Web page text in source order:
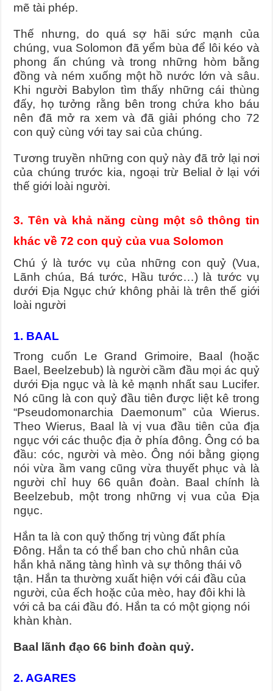
mẽ tài phép.
Thế nhưng, do quá sợ hãi sức mạnh của
chúng, vua Solomon đã yểm bùa để lôi kéo và
phong ấn chúng và trong những hòm bằng
đồng và ném xuống một hồ nước lớn và sâu.
Khi người Babylon tìm thấy những cái thùng
đấy, họ tưởng rằng bên trong chứa kho báu
nên đã mở ra xem và đã giải phóng cho 72
con quỷ cùng với tay sai của chúng.
Tương truyền những con quỷ này đã trở lại nơi
của chúng trước kia, ngoại trừ Belial ở lại với
thế giới loài người.
3. Tên và khả năng cùng một sô thông tin
khác về 72 con quỷ của vua Solomon
Chú ý là tước vụ của những con quỷ (Vua,
Lãnh chúa, Bá tước, Hầu tước…) là tước vụ
dưới Địa Ngục chứ không phải là trên thế giới
loài người
1. BAAL
Trong cuốn Le Grand Grimoire, Baal (hoặc
Bael, Beelzebub) là người cầm đầu mọi ác quỷ
dưới Địa ngục và là kẻ mạnh nhất sau Lucifer.
Nó cũng là con quỷ đầu tiên được liệt kê trong
“Pseudomonarchia Daemonum” của Wierus.
Theo Wierus, Baal là vị vua đầu tiên của địa
ngục với các thuộc địa ở phía đông. Ông có ba
đầu: cóc, người và mèo. Ông nói bằng giọng
nói vừa ầm vang cũng vừa thuyết phục và là
người chỉ huy 66 quân đoàn. Baal chính là
Beelzebub, một trong những vị vua của Địa
ngục.
Hắn ta là con quỷ thống trị vùng đất phía
Đông. Hắn ta có thể ban cho chủ nhân của
hắn khả năng tàng hình và sự thông thái vô
tận. Hắn ta thường xuất hiện với cái đầu của
người, của ếch hoặc của mèo, hay đôi khi là
với cả ba cái đầu đó. Hắn ta có một giọng nói
khàn khàn.
Baal lãnh đạo 66 binh đoàn quỷ.
2. AGARES